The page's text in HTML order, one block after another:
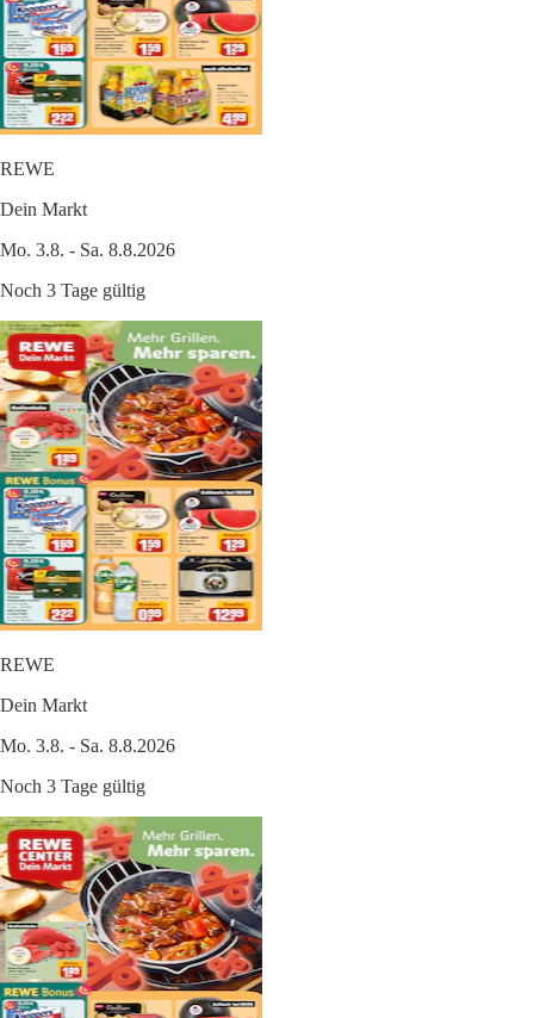
REWE
Dein Markt
Mo. 3.8. - Sa. 8.8.2026
Noch 3 Tage gültig
REWE
Dein Markt
Mo. 3.8. - Sa. 8.8.2026
Noch 3 Tage gültig